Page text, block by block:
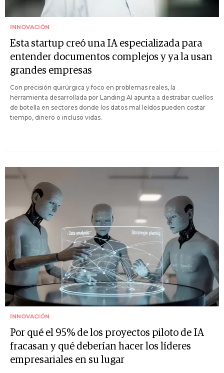
INNOVACIÓN
Esta startup creó una IA especializada para
entender documentos complejos y ya la usan
grandes empresas
Con precisión quirúrgica y foco en problemas reales, la
herramienta desarrollada por Landing AI apunta a destrabar cuellos
de botella en sectores donde los datos mal leídos pueden costar
tiempo, dinero o incluso vidas.
INNOVACIÓN
Por qué el 95% de los proyectos piloto de IA
fracasan y qué deberían hacer los líderes
empresariales en su lugar